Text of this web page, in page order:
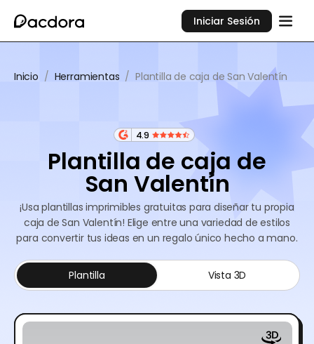
Iniciar Sesión
Inicio / Herramientas / Plantilla de caja de San Valentín
4.9
Plantilla de caja de
San Valentín
¡Usa plantillas imprimibles gratuitas para diseñar tu propia
caja de San Valentín! Elige entre una variedad de estilos
para convertir tus ideas en un regalo único hecho a mano.
Plantilla Vista 3D